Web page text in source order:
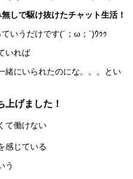
しで駆け抜けたチャット生活！
いうだけです(´；ω；`)ｳｩｩ
いれば
緒にいられたのにな。。。とい
上げました！
て働けない
感じている
う